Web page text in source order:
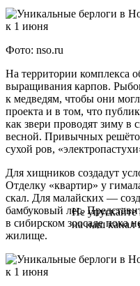
Фото: nso.ru
На территории комплекса
выращивания карпов.
к медведям, чтобы они
проекта и в том, что
как звери проводят зиму в
весной. Привычных
сухой ров,
Для хищников создадут
Отделку «квартир» у
скал. Для малайских —
бамбуковый лес.
в сибирском зоосаде пока
жилище.
Не
на наш канал